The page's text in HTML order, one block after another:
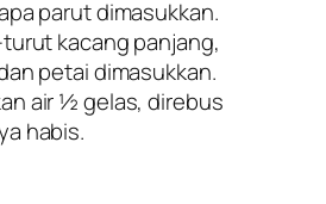
parut dimasukkan.
kacang panjang,
petai dimasukkan.
air ½ gelas, direbus
habis.